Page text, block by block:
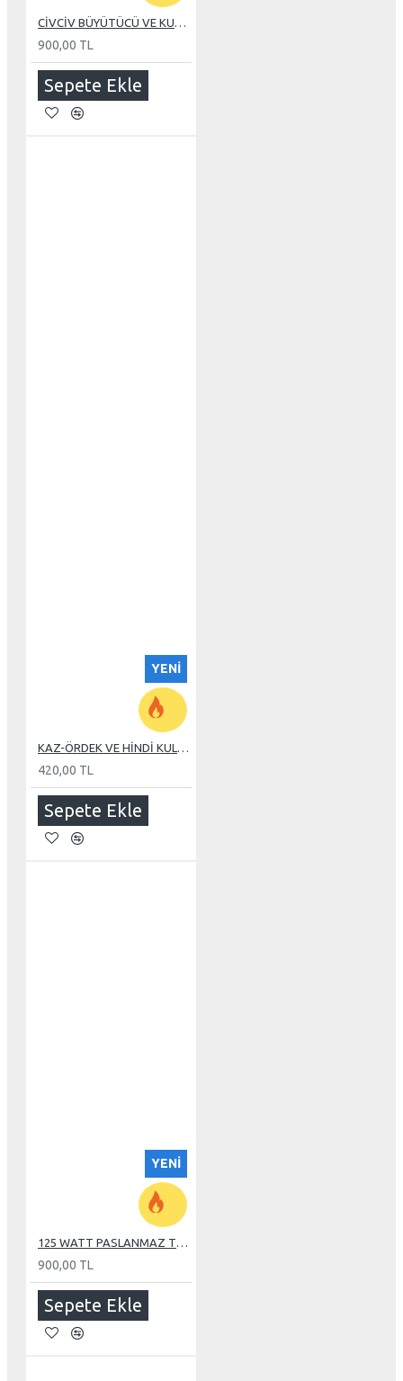
CİVCİV BÜYÜTÜCÜ VE KULUÇKA 110 WATT REZİSTANS
900,00 TL
Sepete Ekle
YENI
KAZ-ÖRDEK VE HİNDİ KULUÇKA MAKİNE TEREĞİ
420,00 TL
Sepete Ekle
YENI
125 WATT PASLANMAZ TUBE REZİSTANS
900,00 TL
Sepete Ekle